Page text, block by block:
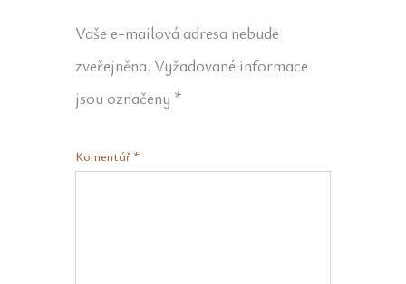
Vaše e-mailová adresa nebude
zveřejněna. Vyžadované informace
jsou označeny *
Komentář *